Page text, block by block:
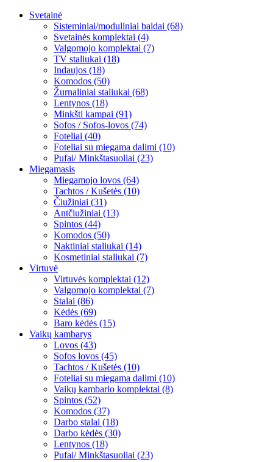
Svetainė
Sisteminiai/moduliniai baldai (68)
Svetainės komplektai (4)
Valgomojo komplektai (7)
TV staliukai (18)
Indaujos (18)
Komodos (50)
Žurnaliniai staliukai (68)
Lentynos (18)
Minkšti kampai (91)
Sofos / Sofos-lovos (74)
Foteliai (40)
Foteliai su miegama dalimi (10)
Pufai/ Minkštasuoliai (23)
Miegamasis
Miegamojo lovos (64)
Tachtos / Kušetės (10)
Čiužiniai (31)
Antčiužiniai (13)
Spintos (44)
Komodos (50)
Naktiniai staliukai (14)
Kosmetiniai staliukai (7)
Virtuvė
Virtuvės komplektai (12)
Valgomojo komplektai (7)
Stalai (86)
Kėdės (69)
Baro kėdės (15)
Vaikų kambarys
Lovos (43)
Sofos lovos (45)
Tachtos / Kušetės (10)
Foteliai su miegama dalimi (10)
Vaikų kambario komplektai (8)
Spintos (52)
Komodos (37)
Darbo stalai (18)
Darbo kėdės (30)
Lentynos (18)
Pufai/ Minkštasuoliai (23)